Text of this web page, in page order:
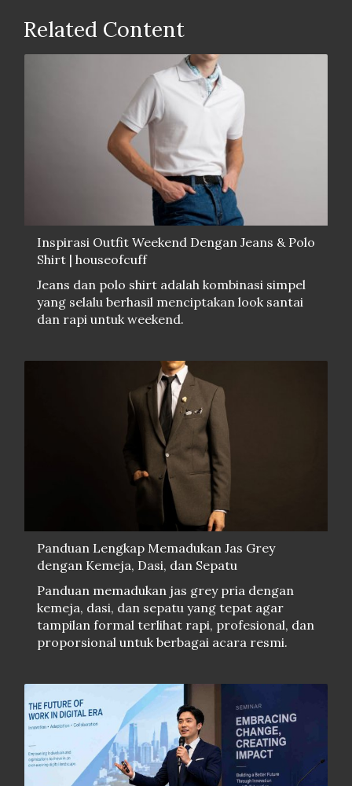
Related Content
Inspirasi Outfit Weekend Dengan Jeans & Polo
Shirt | houseofcuff
Jeans dan polo shirt adalah kombinasi simpel
yang selalu berhasil menciptakan look santai
dan rapi untuk weekend.
Panduan Lengkap Memadukan Jas Grey
dengan Kemeja, Dasi, dan Sepatu
Panduan memadukan jas grey pria dengan
kemeja, dasi, dan sepatu yang tepat agar
tampilan formal terlihat rapi, profesional, dan
proporsional untuk berbagai acara resmi.